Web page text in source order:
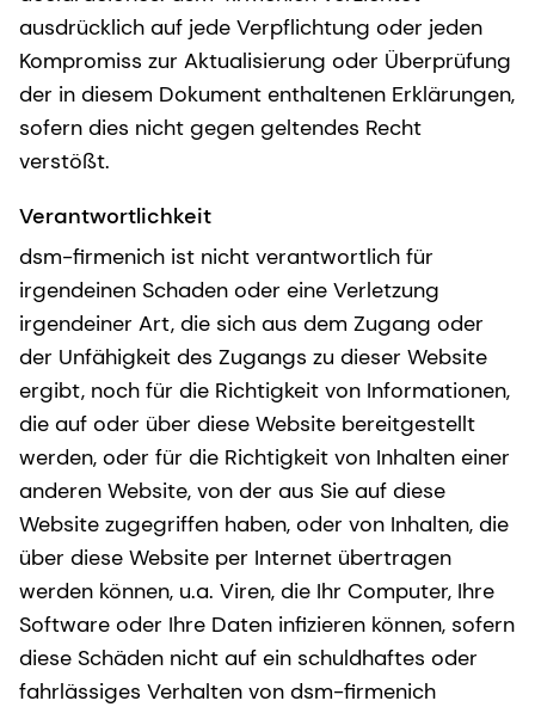
ausdrücklich auf jede Verpflichtung oder jeden
Kompromiss zur Aktualisierung oder Überprüfung
der in diesem Dokument enthaltenen Erklärungen,
sofern dies nicht gegen geltendes Recht
verstößt.
Verantwortlichkeit
dsm-firmenich ist nicht verantwortlich für
irgendeinen Schaden oder eine Verletzung
irgendeiner Art, die sich aus dem Zugang oder
der Unfähigkeit des Zugangs zu dieser Website
ergibt, noch für die Richtigkeit von Informationen,
die auf oder über diese Website bereitgestellt
werden, oder für die Richtigkeit von Inhalten einer
anderen Website, von der aus Sie auf diese
Website zugegriffen haben, oder von Inhalten, die
über diese Website per Internet übertragen
werden können, u.a. Viren, die Ihr Computer, Ihre
Software oder Ihre Daten infizieren können, sofern
diese Schäden nicht auf ein schuldhaftes oder
fahrlässiges Verhalten von dsm-firmenich